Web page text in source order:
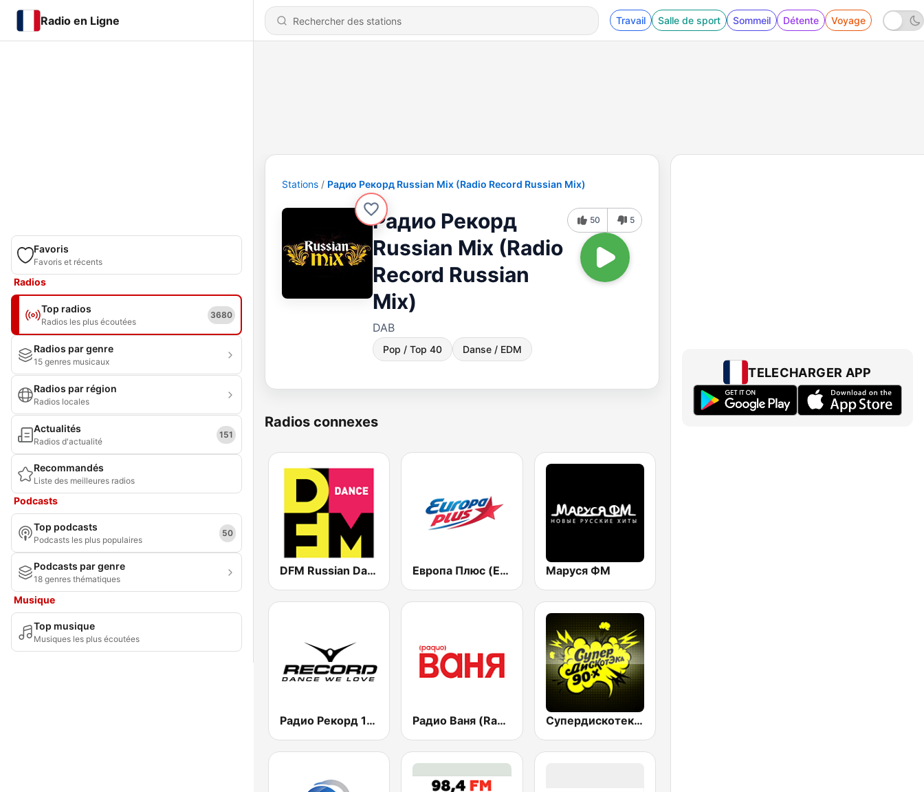
Radio en Ligne Travail Salle de sport Sommeil Détente Voyage
Favoris
Favoris et récents
Radios
Top radios
Radios les plus écoutées
3680
Radios par genre
15 genres musicaux
Radios par région
Radios locales
Actualités
Radios d'actualité
151
Recommandés
Liste des meilleures radios
Podcasts
Top podcasts
Podcasts les plus populaires
50
Podcasts par genre
18 genres thématiques
Musique
Top musique
Musiques les plus écoutées
Stations Радио Рекорд Russian Mix (Radio Record Russian Mix)
Радио Рекорд
Russian Mix (Radio
Record Russian
Mix)
DAB
Pop / Top 40 Danse / EDM
50 5
Radios connexes
DFM Russian Dance Европа Плюс (Europa Plus) Маруся ФМ
Радио Рекорд 101.9 (Radio Record) Радио Ваня (Radio Vanya) Супердискотека 90х Радио Рекорд (Radio Record 90s Superdisco)
TELECHARGER APP